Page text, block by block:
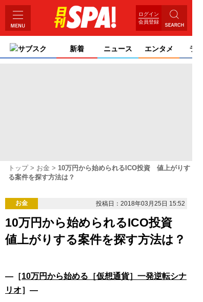
ログイン
会員登録
サブスク 新着 ニュース エンタメ ライ
トップ お金
10万円から始められるICO投資 値上がりす
る案件を探す方法は？
お金 投稿日：2018年03月25日 15:52
10万円から始められるICO投資
値上がりする案件を探す方法は？
―［10万円から始める［仮想通貨］一発逆転シナ
リオ］―